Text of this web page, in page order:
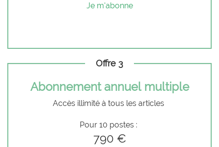
Je m'abonne
Offre 3
Abonnement annuel multiple
Accès illimité à tous les articles
Pour 10 postes :
790 €